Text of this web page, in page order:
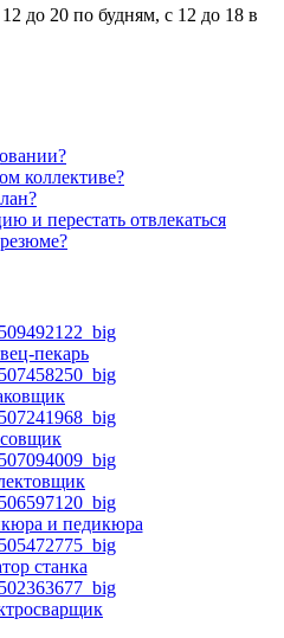
до 20 по будням, с 12 до 18 в
коллективе?
и перестать отвлекаться
пекарь
и педикюра
станка